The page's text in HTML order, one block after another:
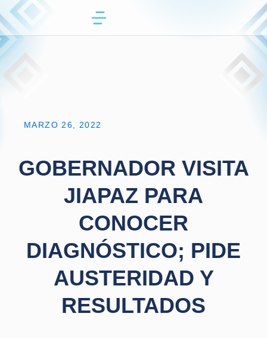
MARZO 26, 2022
GOBERNADOR VISITA
JIAPAZ PARA
CONOCER
DIAGNÓSTICO; PIDE
AUSTERIDAD Y
RESULTADOS